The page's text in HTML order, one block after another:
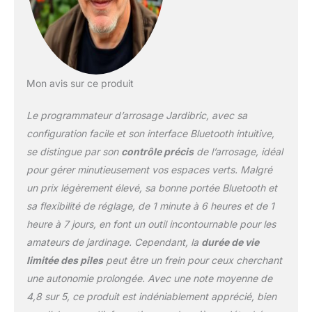
heure à 7 jours. UN
PROGRAMME UNIQUE
POUR GESTION
TERRASSE ET SERRE –
plusieurs zones avec
une seule installation. ⚠️
En raison de sa
conception, ce
dispose pas de
fonctionnalités de
protection contre le gel. Il
est important de prendre
appropriées pendant la
saison hivernale pour
Mon avis sur ce produit
Le programmateur d’arrosage Jardibric, avec sa
configuration facile et son interface Bluetooth intuitive,
se distingue par son contrôle précisde l’arrosage, idéal
pour gérer minutieusement vos espaces verts. Malgré
un prix légèrement élevé, sa bonne portée Bluetooth et
sa flexibilité de réglage, de 1 minute à 6 heures et de 1
heure à 7 jours, en font un outil incontournable pour les
amateurs de jardinage. Cependant, la durée de vie
limitée des pilespeut être un frein pour ceux cherchant
une autonomie prolongée. Avec une note moyenne de
4,8 sur 5, ce produit est indéniablement apprécié, bien